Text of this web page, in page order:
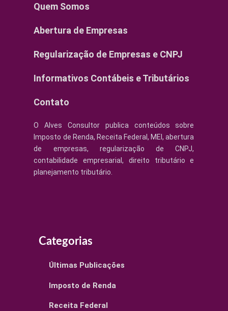
Quem Somos
Abertura de Empresas
Regularização de Empresas e CNPJ
Informativos Contábeis e Tributários
Contato
O Alves Consultor publica conteúdos sobre
Imposto de Renda, Receita Federal, MEI, abertura
de empresas, regularização de CNPJ,
contabilidade empresarial, direito tributário e
planejamento tributário.
Categorias
Últimas Publicações
Imposto de Renda
Receita Federal